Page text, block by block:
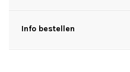
Info bestellen